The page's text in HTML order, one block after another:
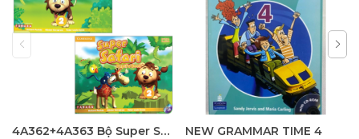
4A362+4A363 Bộ Super Safari 1( SB+WB)(97-82) laser NEW GRAMMAR TIME 4